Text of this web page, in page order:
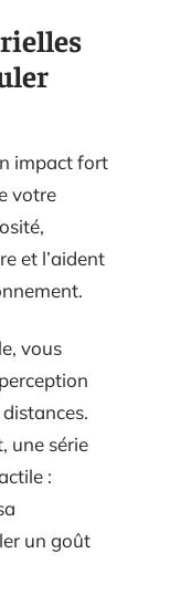
impact fort
votre
et l’aident
vous
une série
:
un goût